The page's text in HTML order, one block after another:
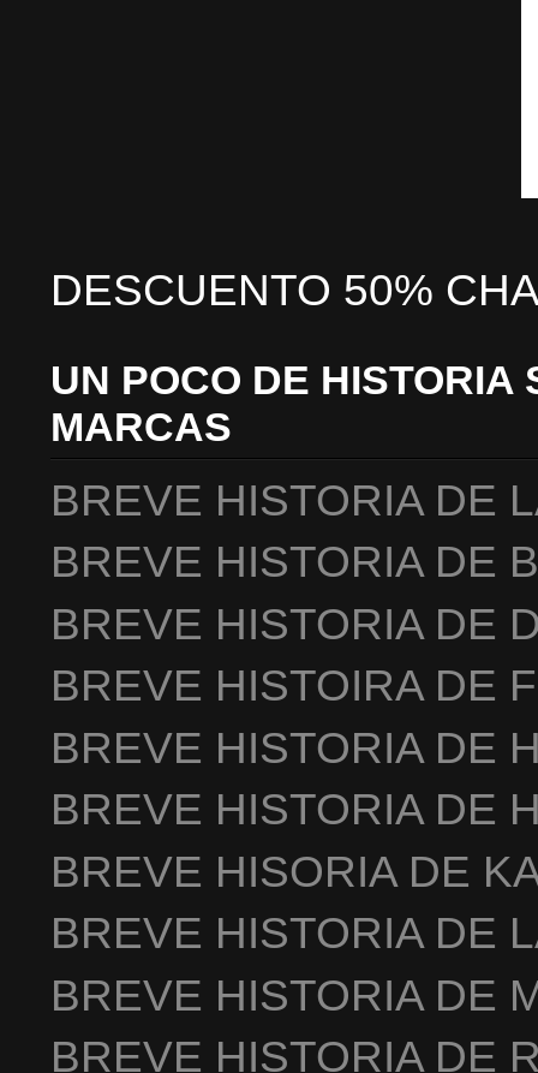
DESCUENTO 50%
UN POCO DE HISTORIA
MARCAS
BREVE HISTORIA DE
BREVE HISTORIA DE
BREVE HISTORIA DE
BREVE HISTOIRA DE
BREVE HISTORIA DE
BREVE HISTORIA DE
BREVE HISORIA DE
BREVE HISTORIA DE
BREVE HISTORIA DE
BREVE HISTORIA DE